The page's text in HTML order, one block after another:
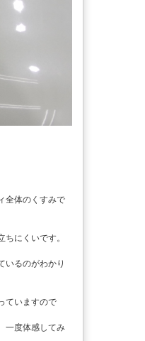
全体のくすみで
にくいです。
いるのがわかり
ていますので
一度体感してみ